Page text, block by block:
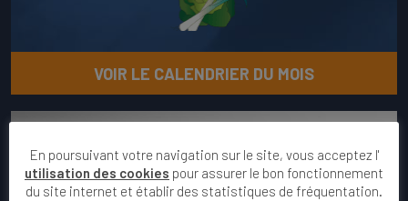
VOIR LE CALENDRIER DU MOIS
En poursuivant votre navigation sur le site, vous acceptez l'
utilisation des cookies pour assurer le bon fonctionnement
du site internet et établir des statistiques de fréquentation.